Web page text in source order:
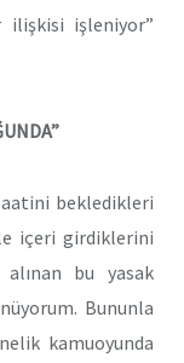
ilişkisi işleniyor”
bekledikleri
içeri girdiklerini
bu yasak
Bununla
kamuoyunda